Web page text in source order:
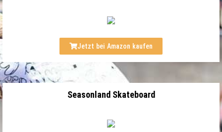
Jetzt bei Amazon kaufen
Seasonland Skateboard